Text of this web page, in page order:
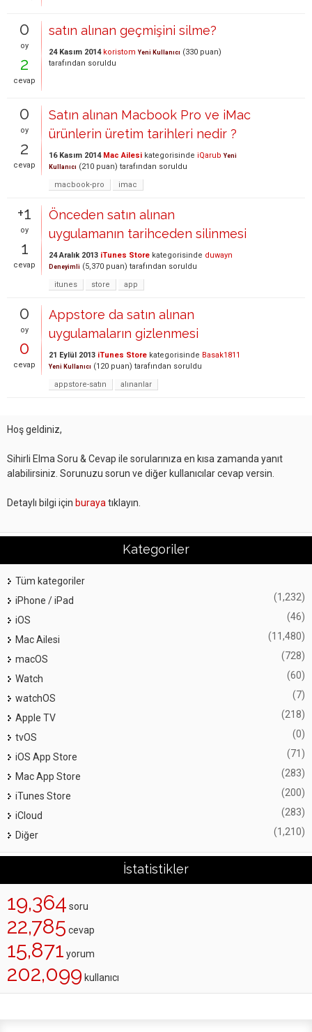
0
oy
2
cevap
satın alınan geçmişini silme?
24 Kasım 2014 koristom Yeni Kullanıcı (330 puan)
tarafından soruldu
0
oy
2
cevap
Satın alınan Macbook Pro ve iMac
ürünlerin üretim tarihleri nedir ?
16 Kasım 2014 Mac Ailesi kategorisinde iQarub Yeni
Kullanıcı (210 puan) tarafından soruldu
macbook-pro
imac
+1
oy
1
cevap
Önceden satın alınan
uygulamanın tarihceden silinmesi
24 Aralık 2013 iTunes Store kategorisinde duwayn
Deneyimli (5,370 puan) tarafından soruldu
itunes
store app
0
oy
0
cevap
Appstore da satın alınan
uygulamaların gizlenmesi
21 Eylül 2013 iTunes Store kategorisinde Basak1811
Yeni Kullanıcı (120 puan) tarafından soruldu
appstore-satın
alınanlar
Hoş geldiniz,
Sihirli Elma Soru & Cevap ile sorularınıza en kısa zamanda yanıt
alabilirsiniz. Sorunuzu sorun ve diğer kullanıcılar cevap versin.
Detaylı bilgi için burayatıklayın.
Kategoriler
Tüm kategoriler
iPhone / iPad
(1,232)
iOS (46)
Mac Ailesi (11,480)
macOS (728)
Watch (60)
watchOS (7)
Apple TV (218)
tvOS (0)
iOS App Store (71)
Mac App Store (283)
iTunes Store (200)
iCloud (283)
Diğer (1,210)
İstatistikler
19,364 soru
22,785 cevap
15,871 yorum
202,099 kullanıcı